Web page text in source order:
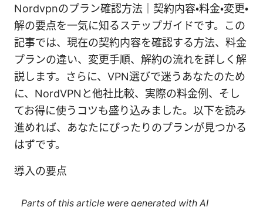
Nordvpnのプラン確認方法｜契約内容・料金・変更・
解の要点を一気に知るステップガイドです。この
記事では、現在の契約内容を確認する方法、料金
プランの違い、変更手順、解約の流れを詳しく解
説します。さらに、VPN選びで迷うあなたのため
に、NordVPNと他社比較、実際の料金例、そし
てお得に使うコツも盛り込みました。以下を読み
進めれば、あなたにぴったりのプランが見つかる
はずです。
導入の要点
Parts of this article were generated with AI